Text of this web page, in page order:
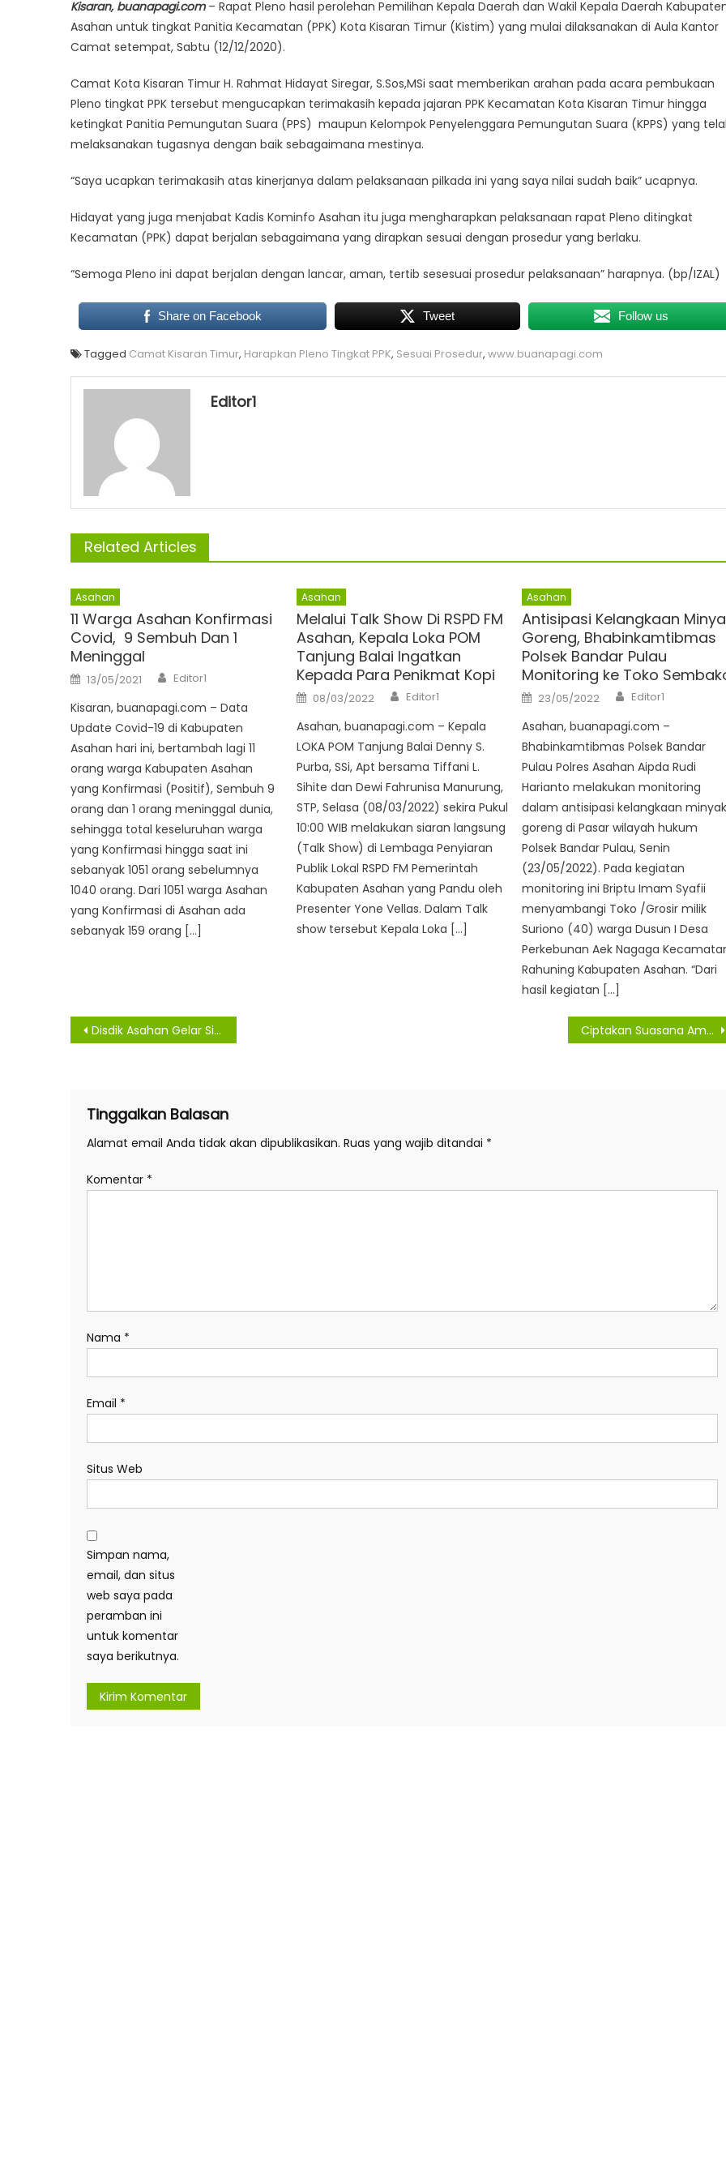
Kisaran, buanapagi.com– Rapat Pleno hasil perolehan Pemilihan Kepala Daerah dan Wakil Kepala Daerah
Asahan untuk tingkat Panitia Kecamatan (PPK) Kota Kisaran Timur (Kistim) yang mulai dilaksanakan di Aula Kantor
Camat setempat, Sabtu (12/12/2020).
Camat Kota Kisaran Timur H. Rahmat Hidayat Siregar, S.Sos,MSi saat memberikan arahan pada acara pembukaan
Pleno tingkat PPK tersebut mengucapkan terimakasih kepada jajaran PPK Kecamatan Kota Kisaran Timur hingga
ketingkat Panitia Pemungutan Suara (PPS) maupun Kelompok Penyelenggara Pemungutan Suara (KPPS) yang
melaksanakan tugasnya dengan baik sebagaimana mestinya.
“Saya ucapkan terimakasih atas kinerjanya dalam pelaksanaan pilkada ini yang saya nilai sudah baik” ucapnya.
Hidayat yang juga menjabat Kadis Kominfo Asahan itu juga mengharapkan pelaksanaan rapat Pleno ditingkat
Kecamatan (PPK) dapat berjalan sebagaimana yang dirapkan sesuai dengan prosedur yang berlaku.
“Semoga Pleno ini dapat berjalan dengan lancar, aman, tertib sesesuai prosedur pelaksanaan” harapnya. (bp/IZAL)
Share on Facebook Tweet Follow us
Tagged Camat Kisaran Timur, Harapkan Pleno Tingkat PPK, Sesuai Prosedur, www.buanapagi.com
Editor1
Related Articles
Asahan
11 Warga Asahan Konfirmasi
Covid, 9 Sembuh Dan 1
Meninggal
Posted
on
13/05/2021 Author
Editor1
Kisaran, buanapagi.com – Data
Update Covid-19 di Kabupaten
Asahan hari ini, bertambah lagi 11
orang warga Kabupaten Asahan
yang Konfirmasi (Positif), Sembuh 9
orang dan 1 orang meninggal dunia,
sehingga total keseluruhan warga
yang Konfirmasi hingga saat ini
sebanyak 1051 orang sebelumnya
1040 orang. Dari 1051 warga Asahan
yang Konfirmasi di Asahan ada
sebanyak 159 orang […]
Asahan
Melalui Talk Show Di RSPD FM
Asahan, Kepala Loka POM
Tanjung Balai Ingatkan
Kepada Para Penikmat Kopi
Posted
on
08/03/2022 Author
Editor1
Asahan, buanapagi.com – Kepala
LOKA POM Tanjung Balai Denny S.
Purba, SSi, Apt bersama Tiffani L.
Sihite dan Dewi Fahrunisa Manurung,
STP, Selasa (08/03/2022) sekira Pukul
10:00 WIB melakukan siaran langsung
(Talk Show) di Lembaga Penyiaran
Publik Lokal RSPD FM Pemerintah
Kabupaten Asahan yang Pandu oleh
Presenter Yone Vellas. Dalam Talk
show tersebut Kepala Loka […]
Asahan
Antisipasi Kelangkaan
Goreng, Bhabinkamtibmas
Polsek Bandar Pulau
Monitoring ke Toko
Posted
on
23/05/2022 Author
Editor1
Asahan, buanapagi.com –
Bhabinkamtibmas Polsek Bandar
Pulau Polres Asahan Aipda Rudi
Harianto melakukan monitoring
dalam antisipasi kelangkaan
goreng di Pasar wilayah hukum
Polsek Bandar Pulau, Senin
(23/05/2022). Pada kegiatan
monitoring ini Briptu Imam Syafii
menyambangi Toko /Grosir milik
Suriono (40) warga Dusun I Desa
Perkebunan Aek Nagaga
Rahuning Kabupaten Asahan. “Dari
hasil kegiatan […]
Navigasi
Disdik Asahan Gelar Simulasi 3 M Jelang Pendidikan Tatap Muka Ciptakan Suasana Aman, Kapores Asahan Pantau Rapat Pleno Tingkat PPK
Tinggalkan Balasan
Alamat email Anda tidak akan dipublikasikan. Ruas yang wajib ditandai *
Komentar *
Nama *
Email *
Situs Web
Simpan nama,
email, dan situs
web saya pada
peramban ini
untuk komentar
saya berikutnya.